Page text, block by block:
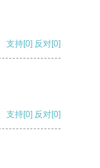
支持[0] 反对[0]
支持[0] 反对[0]